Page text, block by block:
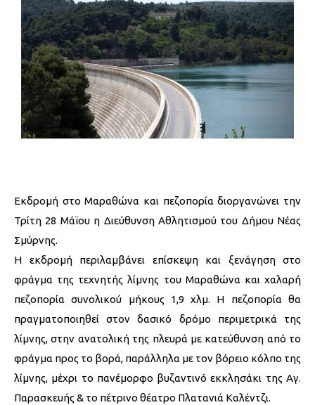
Εκδρομή στο Μαραθώνα και πεζοπορία διοργανώνει την
Τρίτη 28 Μάϊου η Διεύθυνση Αθλητισμού του Δήμου Νέας
Σμύρνης.
Η εκδρομή περιλαμβάνει επίσκεψη και ξενάγηση στο
φράγμα της τεχνητής λίμνης του Μαραθώνα και χαλαρή
πεζοπορία συνολικού μήκους 1,9 χλμ. Η πεζοπορία θα
πραγματοποιηθεί στον δασικό δρόμο περιμετρικά της
λίμνης, στην ανατολική της πλευρά με κατεύθυνση από το
φράγμα προς το βορά, παράλληλα με τον βόρειο κόλπο της
λίμνης, μέχρι το πανέμορφο βυζαντινό εκκλησάκι της Αγ.
Παρασκευής & το πέτρινο θέατρο Πλατανιά Καλέντζι.